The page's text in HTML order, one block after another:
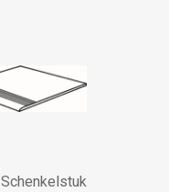
Schenkelstuk